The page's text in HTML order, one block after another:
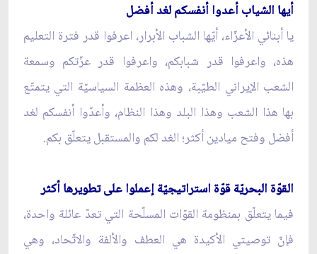
أيها الشياب أعدوا أنفسكم لغد أفضل
يا أبنائي الأعزّاء، أيّها الشباب الأبرار، اعرفوا قدر فترة التعليم
هذه، واعرفوا قدر شبابكم، واعرفوا قدر عزّتكم وسمعة
الشعب الإيراني الطيّبة، وهذه العظمة السياسيّة التي يتمتّع
بها هذا الشعب وهذا البلد وهذا النظام، وأعدّوا أنفسكم لغد
أفضل وفتح ميادين أكثر؛ الغد لكم والمستقبل يتعلّق بكم.
القوّة البحريّة قوّة استراتيجيّة إعملوا على تطويرها أكثر
فيما يتعلّق بمنظومة القوّات المسلّحة التي تعدّ عائلة واحدة،
فإنّ توصيتي الأكيدة هي العطف والألفة والاتّحاد، وهي